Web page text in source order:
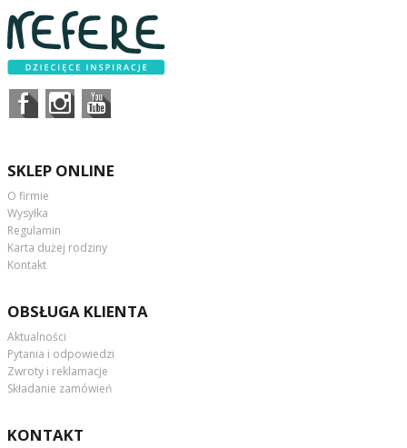
SKLEP ONLINE
O firmie
Wysyłka
Regulamin
Karta dużej rodziny
Kontakt
OBSŁUGA KLIENTA
Aktualności
Pytania i odpowiedzi
Zwroty i reklamacje
Składanie zamówień
KONTAKT